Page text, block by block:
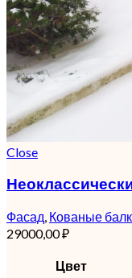
Close
Фасад Кованые
29000,00₽
Цвет